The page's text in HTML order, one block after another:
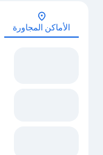
الأماكن المجاورة